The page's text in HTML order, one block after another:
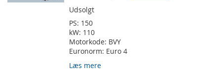
Udsolgt
PS: 150
kW: 110
Motorkode: BVY
Euronorm: Euro 4
Læs mere